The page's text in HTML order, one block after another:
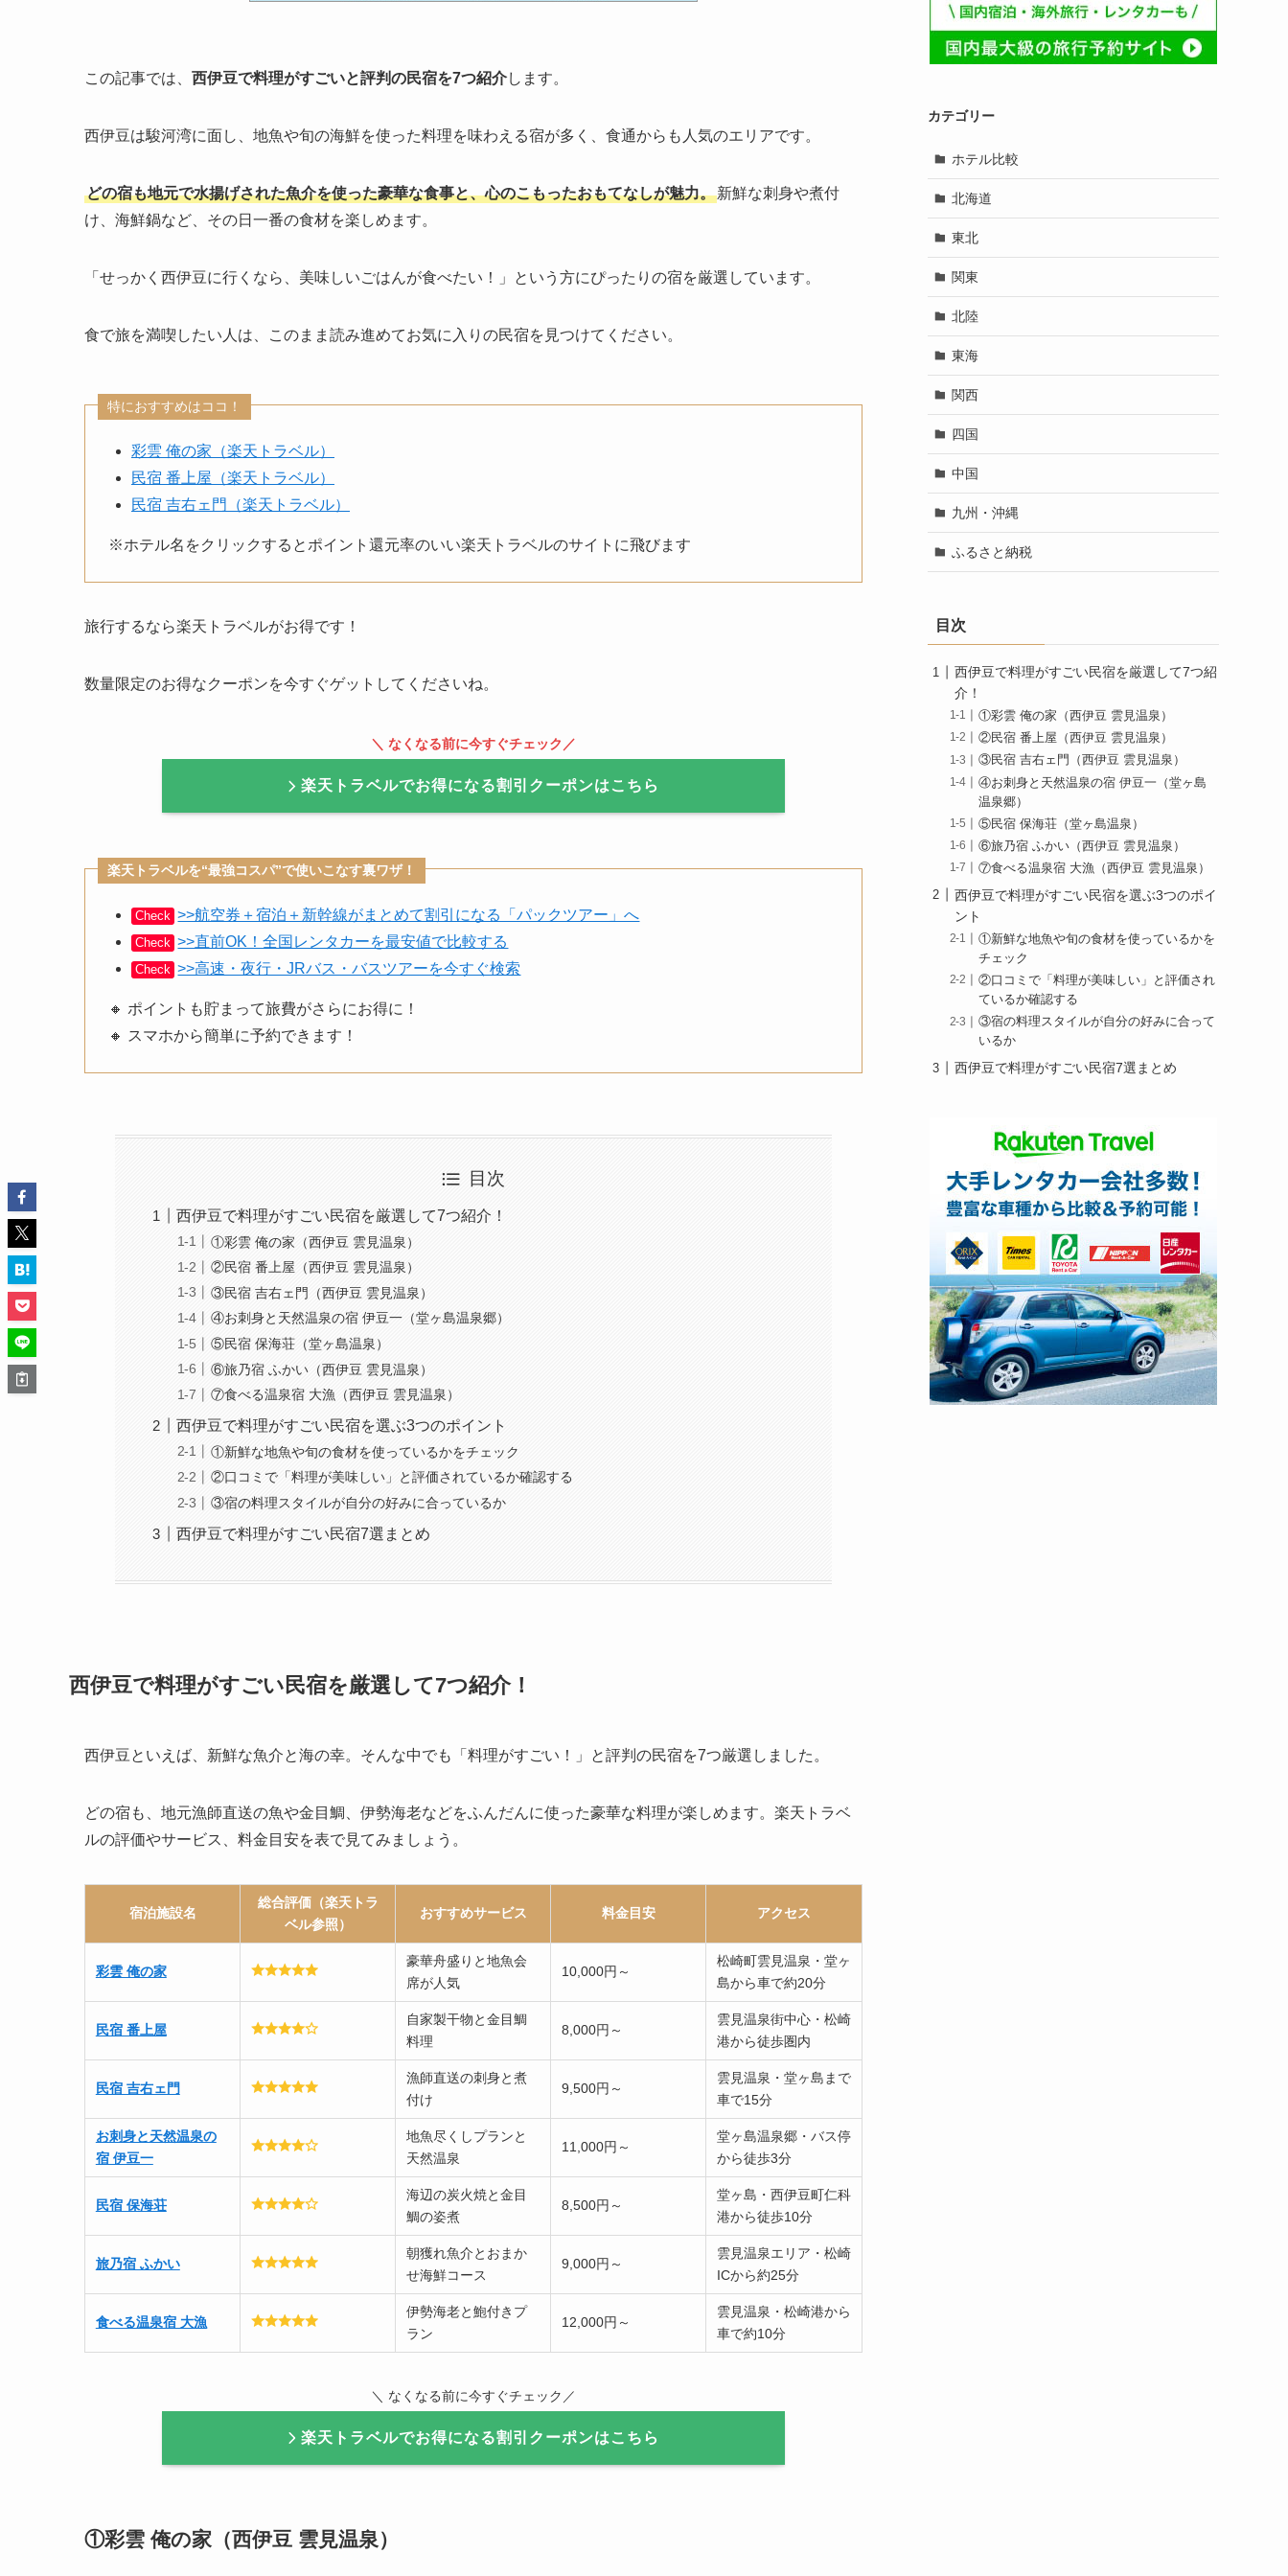
この記事では、 西伊豆で料理がすごいと評判の民宿を7つ紹介します。
西伊豆は駿河湾に面し、地魚や旬の海鮮を使った料理を味わえる宿が多く、食通からも人気のエリアです。
どの宿も地元で水揚げされた魚介を使った豪華な食事と、心のこもったおもてなしが魅力。新鮮な刺身や煮付
け、海鮮鍋など、その日一番の食材を楽しめます。
「せっかく西伊豆に行くなら、美味しいごはんが食べたい！」という方にぴったりの宿を厳選しています。
食で旅を満喫したい人は、このまま読み進めてお気に入りの民宿を見つけてください。
特におすすめはココ！
彩雲 俺の家（楽天トラベル）
民宿 番上屋（楽天トラベル）
民宿 吉右ェ門（楽天トラベル）
※ホテル名をクリックするとポイント還元率のいい楽天トラベルのサイトに飛びます
旅行するなら楽天トラベルがお得です！
数量限定のお得なクーポンを今すぐゲットしてくださいね。
＼ なくなる前に今すぐチェック／
楽天トラベルでお得になる割引クーポンはこちら
楽天トラベルを“最強コスパ”で使いこなす裏ワザ！
Check >>航空券＋宿泊＋新幹線がまとめて割引になる「パックツアー」へ
Check >>直前OK！全国レンタカーを最安値で比較する
Check >>高速・夜行・JRバス・バスツアーを今すぐ検索
🔸 ポイントも貯まって旅費がさらにお得に！
🔸 スマホから簡単に予約できます！
目次
西伊豆で料理がすごい民宿を厳選して7つ紹介！
①彩雲 俺の家（西伊豆 雲見温泉）
②民宿 番上屋（西伊豆 雲見温泉）
③民宿 吉右ェ門（西伊豆 雲見温泉）
④お刺身と天然温泉の宿 伊豆一（堂ヶ島温泉郷）
⑤民宿 保海荘（堂ヶ島温泉）
⑥旅乃宿 ふかい（西伊豆 雲見温泉）
⑦食べる温泉宿 大漁（西伊豆 雲見温泉）
西伊豆で料理がすごい民宿を選ぶ3つのポイント
①新鮮な地魚や旬の食材を使っているかをチェック
②口コミで「料理が美味しい」と評価されているか確認する
③宿の料理スタイルが自分の好みに合っているか
西伊豆で料理がすごい民宿7選まとめ
西伊豆で料理がすごい民宿を厳選して7つ紹介！
西伊豆といえば、新鮮な魚介と海の幸。そんな中でも「料理がすごい！」と評判の民宿を7つ厳選しました。
どの宿も、地元漁師直送の魚や金目鯛、伊勢海老などをふんだんに使った豪華な料理が楽しめます。楽天トラベ
ルの評価やサービス、料金目安を表で見てみましょう。
宿泊施設名
総合評価（楽天トラ
ベル参照）
おすすめサービス 料金目安 アクセス
彩雲 俺の家
豪華舟盛りと地魚会
席が人気
10,000円～
松崎町雲見温泉・堂ヶ
島から車で約20分
民宿 番上屋
自家製干物と金目鯛
料理
8,000円～
雲見温泉街中心・松崎
港から徒歩圏内
民宿 吉右ェ門
漁師直送の刺身と煮
付け
9,500円～
雲見温泉・堂ヶ島まで
車で15分
お刺身と天然温泉の
宿 伊豆一
地魚尽くしプランと
天然温泉
11,000円～
堂ヶ島温泉郷・バス停
から徒歩3分
民宿 保海荘
海辺の炭火焼と金目
鯛の姿煮
8,500円～
堂ヶ島・西伊豆町仁科
港から徒歩10分
旅乃宿 ふかい
朝獲れ魚介とおまか
せ海鮮コース
9,000円～
雲見温泉エリア・松崎
ICから約25分
食べる温泉宿 大漁
伊勢海老と鮑付きプ
ラン
12,000円～
雲見温泉・松崎港から
車で約10分
＼ なくなる前に今すぐチェック／
楽天トラベルでお得になる割引クーポンはこちら
①彩雲 俺の家（西伊豆 雲見温泉）
カテゴリー
ホテル比較
北海道
東北
関東
北陸
東海
関西
四国
中国
九州・沖縄
ふるさと納税
目次
西伊豆で料理がすごい民宿を厳選して7つ紹
介！
①彩雲 俺の家（西伊豆 雲見温泉）
②民宿 番上屋（西伊豆 雲見温泉）
③民宿 吉右ェ門（西伊豆 雲見温泉）
④お刺身と天然温泉の宿 伊豆一（堂ヶ島
温泉郷）
⑤民宿 保海荘（堂ヶ島温泉）
⑥旅乃宿 ふかい（西伊豆 雲見温泉）
⑦食べる温泉宿 大漁（西伊豆 雲見温泉）
西伊豆で料理がすごい民宿を選ぶ3つのポイ
ント
①新鮮な地魚や旬の食材を使っているかを
チェック
②口コミで「料理が美味しい」と評価され
ているか確認する
③宿の料理スタイルが自分の好みに合って
いるか
西伊豆で料理がすごい民宿7選まとめ